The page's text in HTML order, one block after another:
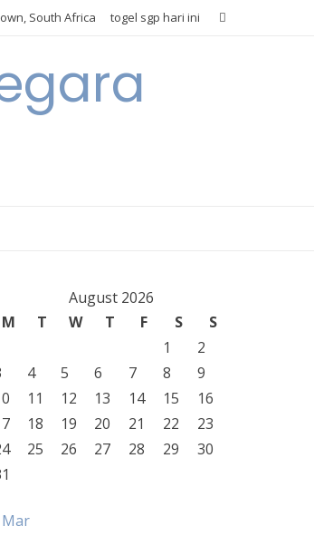
South Africa togel sgp hari ini
August 2026
M
T W T F S
S
1
2
4 5 6 7 8
9
11 12 13 14 15
16
18 19 20 21 22
23
25 26 27 28 29
30
Mar